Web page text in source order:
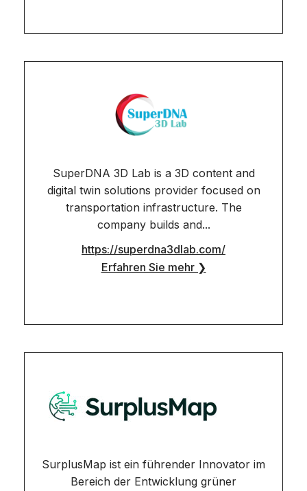
SuperDNA 3D Lab is a 3D content and
digital twin solutions provider focused on
transportation infrastructure. The
company builds and...
https://superdna3dlab.com/
Erfahren Sie mehr ❯
SurplusMap ist ein führender Innovator im
Bereich der Entwicklung grüner